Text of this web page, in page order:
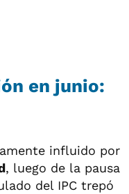
en junio:
influido por
, luego de la pausa
del IPC trepó